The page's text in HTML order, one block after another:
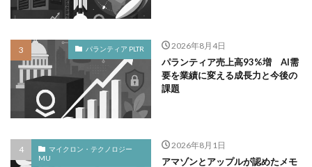
パランティア PLTR 2026年8月4日
パランティア売上高93%増 AI需
要を業績に変える成長力と今後の
課題
マイクロン・テクノロジー
MU
2026年8月1日
アマゾンとアップルが認めたメモ